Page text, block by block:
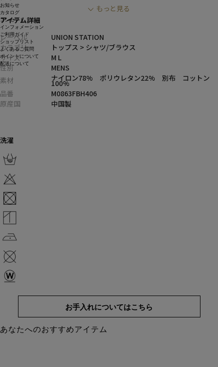
お知らせ
カタログ
コンセプト
インフォメーション
ご利用ガイド
ショップリスト
よくあるご質問
ポイントについて
配送について
・ハニカム調の凹凸感があるオリジナルのドビージャージ素材を採用
し、シンプルながらも表情豊かな仕上がりに
・ポリウレタンを22%も贅沢に混紡することで、他のシャツの追随を
許さない圧倒的なストレッチ性を実現
・凹凸組織が肌への接触面積を最小限に抑え、汗をかいても肌に張り付
かず衣服内の蒸れを逃がす清涼設計
・ナイロンベースの軽やかでタフな質感でありながら、ブランドらしい
クリーンで端正なシャツの仕立てをキープ
・自宅で手軽にお手入れができ、シワにもなりにくい夏に嬉しいハンド
ウォッシャブル仕様
・男らしくミリタリーライクなカーキ、知的なネイビー、全体を引き締
■コーディネート提案
の快適なビジカジや大人の通勤スタイルに最適
抜群の動きやすさを活かしたアクティブな大人の休日スタイルが完成
・カーキにはベージュのチノパンやハーフパンツを合わせ、ラフさを抑
えた上品なアースカラーコーディネートに
・圧倒的な軽さと高伸縮性を活かして、夏の長距離移動や出張、ドライ
ブなど、きちんと見せつつリラックスしたいシーンの相棒として活躍す
【UNION STATION by mens bigi/ユニオンステーション バイ メンズビ
ギ】
アメリカントラッドを軸にアメリカンカルチャー、ストリート、ワー
ク、アウトドアといった多様なスタイル・文化を柔軟に取り入れなが
▼Instagram：@unionstation_official
もっと見る
アイテム詳細
レーベル
UNION STATION
カテゴリ
トップス > シャツ/ブラウス
サイズ
M L
性別
MENS
素材
ナイロン78% ポリウレタン22% 別布 コットン
100%
品番
M0863FBH406
原産国
中国製
洗濯
お手入れについてはこちら
あなたへのおすすめアイテム